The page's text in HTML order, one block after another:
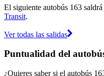
El siguiente autobús 163
Transit.
Ver todas las salidas
Puntualidad del
¿Quieres saber si el autobús